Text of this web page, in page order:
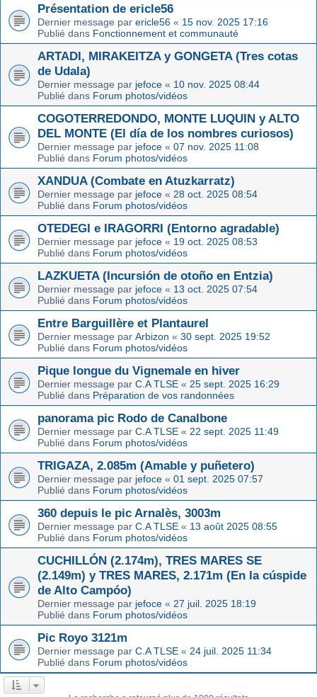
Présentation de ericle56
Dernier message par ericle56 « 15 nov. 2025 17:16
Publié dans Fonctionnement et communauté
ARTADI, MIRAKEITZA y GONGETA (Tres cotas
de Udala)
Dernier message par jefoce « 10 nov. 2025 08:44
Publié dans Forum photos/vidéos
COGOTERREDONDO, MONTE LUQUIN y ALTO
DEL MONTE (El día de los nombres curiosos)
Dernier message par jefoce « 07 nov. 2025 11:08
Publié dans Forum photos/vidéos
XANDUA (Combate en Atuzkarratz)
Dernier message par jefoce « 28 oct. 2025 08:54
Publié dans Forum photos/vidéos
OTEDEGI e IRAGORRI (Entorno agradable)
Dernier message par jefoce « 19 oct. 2025 08:53
Publié dans Forum photos/vidéos
LAZKUETA (Incursión de otoño en Entzia)
Dernier message par jefoce « 13 oct. 2025 07:54
Publié dans Forum photos/vidéos
Entre Barguillère et Plantaurel
Dernier message par Arbizon « 30 sept. 2025 19:52
Publié dans Forum photos/vidéos
Pique longue du Vignemale en hiver
Dernier message par C.A TLSE « 25 sept. 2025 16:29
Publié dans Préparation de vos randonnées
panorama pic Rodo de Canalbone
Dernier message par C.A TLSE « 22 sept. 2025 11:49
Publié dans Forum photos/vidéos
TRIGAZA, 2.085m (Amable y puñetero)
Dernier message par jefoce « 01 sept. 2025 07:57
Publié dans Forum photos/vidéos
360 depuis le pic Arnalès, 3003m
Dernier message par C.A TLSE « 13 août 2025 08:55
Publié dans Forum photos/vidéos
CUCHILLÓN (2.174m), TRES MARES SE
(2.149m) y TRES MARES, 2.171m (En la cúspide
de Alto Campóo)
Dernier message par jefoce « 27 juil. 2025 18:19
Publié dans Forum photos/vidéos
Pic Royo 3121m
Dernier message par C.A TLSE « 24 juil. 2025 11:34
Publié dans Forum photos/vidéos